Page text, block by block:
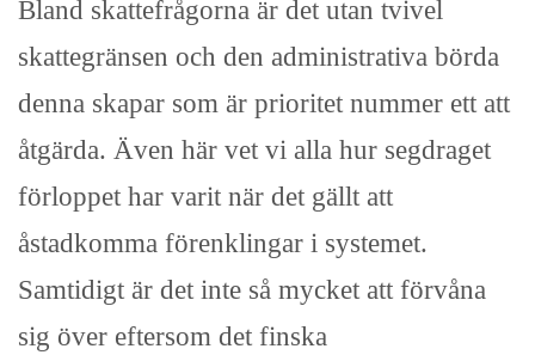
Bland skattefrågorna är det utan tvivel
skattegränsen och den administrativa börda
denna skapar som är prioritet nummer ett att
åtgärda. Även här vet vi alla hur segdraget
förloppet har varit när det gällt att
åstadkomma förenklingar i systemet.
Samtidigt är det inte så mycket att förvåna
sig över eftersom det finska